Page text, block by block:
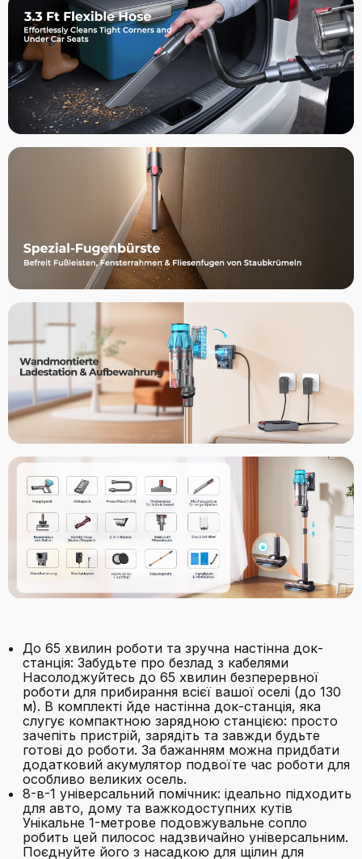
До 65 хвилин роботи та зручна настінна док-
станція: Забудьте про безлад з кабелями
Насолоджуйтесь до 65 хвилин безперервної
роботи для прибирання всієї вашої оселі (до 130
м). В комплекті йде настінна док-станція, яка
слугує компактною зарядною станцією: просто
зачепіть пристрій, зарядіть та завжди будьте
готові до роботи. За бажанням можна придбати
додатковий акумулятор подвоїте час роботи для
особливо великих осель.
8-в-1 універсальний помічник: ідеально підходить
для авто, дому та важкодоступних кутів
Унікальне 1-метрове подовжувальне сопло
робить цей пилосос надзвичайно універсальним.
Поєднуйте його з насадкою для щілин для